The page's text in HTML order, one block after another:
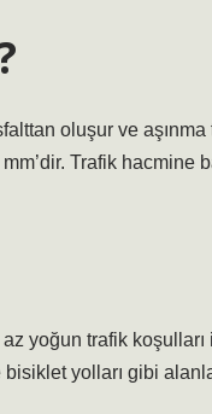
oluşur ve
Trafik hacmine
az yoğun trafik
yolları gibi